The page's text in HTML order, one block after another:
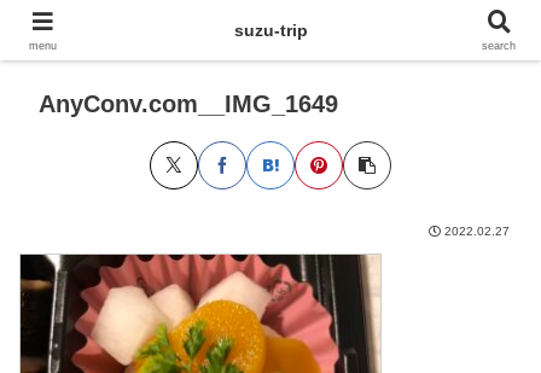
AnyConv.com__IMG_1649
2022.02.27
menu
suzu-trip
search